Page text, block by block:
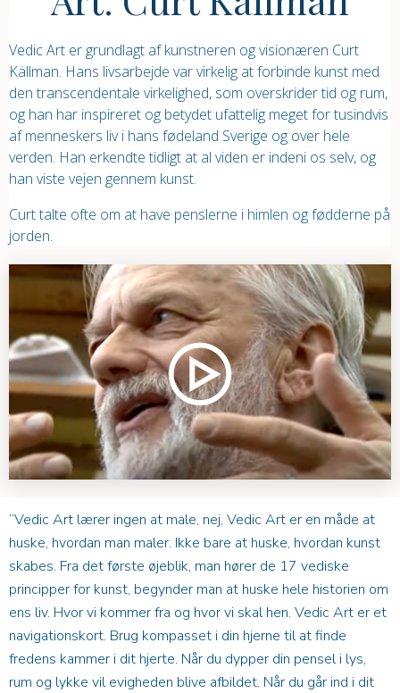
Vedic Art er grundlagt af kunstneren og visionæren Curt
Källman. Hans livsarbejde var virkelig at forbinde kunst med
den transcendentale virkelighed, som overskrider tid og rum,
og han har inspireret og betydet ufattelig meget for tusindvis
af menneskers liv i hans fødeland Sverige og over hele
verden. Han erkendte tidligt at al viden er indeni os selv, og
han viste vejen gennem kunst.
Curt talte ofte om at have penslerne i himlen og fødderne på
jorden.
”Vedic Art lærer ingen at male, nej, Vedic Art er en måde at
huske, hvordan man maler. Ikke bare at huske, hvordan kunst
skabes. Fra det første øjeblik, man hører de 17 vediske
principper for kunst, begynder man at huske hele historien om
ens liv. Hvor vi kommer fra og hvor vi skal hen. Vedic Art er et
navigationskort. Brug kompasset i din hjerne til at finde
fredens kammer i dit hjerte. Når du dypper din pensel i lys,
rum og lykke vil evigheden blive afbildet. Når du går ind i dit